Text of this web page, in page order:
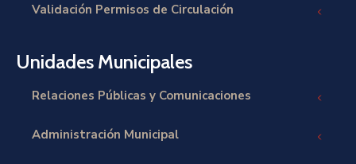
Validación Permisos de Circulación
Unidades Municipales
Relaciones Públicas y Comunicaciones
Administración Municipal